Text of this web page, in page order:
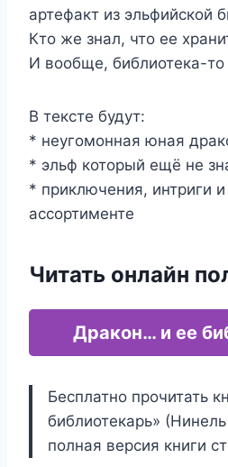
артефакт из эльфийской
Кто же знал, что ее
И вообще, библиотека-
В тексте будут:
* неугомонная юная
* эльф который ещё не
* приключения, интриги
ассортименте
Читать онлайн
Дракон… и ее
Бесплатно прочитать
библиотекарь»
полная версия книги